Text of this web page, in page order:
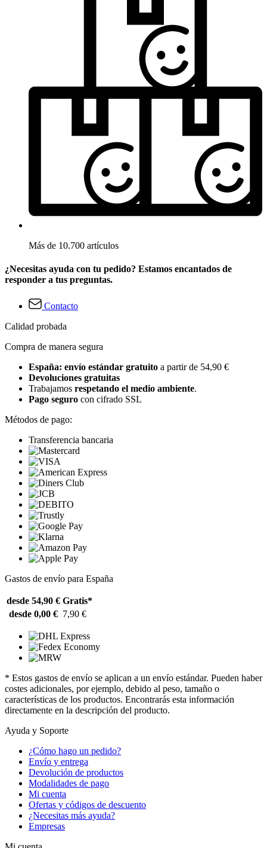
Más de 10.700 artículos
¿Necesitas ayuda con tu pedido? Estamos encantados de
responder a tus preguntas.
Contacto
Calidad probada
Compra de manera segura
España: envío estándar gratuito a partir de 54,90 €
Devoluciones gratuitas
Trabajamos respetando el medio ambiente.
Pago seguro con cifrado SSL
Métodos de pago:
Transferencia bancaria
Gastos de envío para España
desde 54,90 € Gratis*
desde 0,00 € 7,90 €
* Estos gastos de envío se aplican a un envío estándar. Pueden haber
costes adicionales, por ejemplo, debido al peso, tamaño o
características de los productos. Encontrarás esta información
directamente en la descripción del producto.
Ayuda y Soporte
¿Cómo hago un pedido?
Envío y entrega
Devolución de productos
Modalidades de pago
Mi cuenta
Ofertas y códigos de descuento
¿Necesitas más ayuda?
Empresas